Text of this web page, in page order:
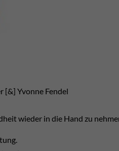
[&] Yvonne Fendel
wieder in die Hand zu